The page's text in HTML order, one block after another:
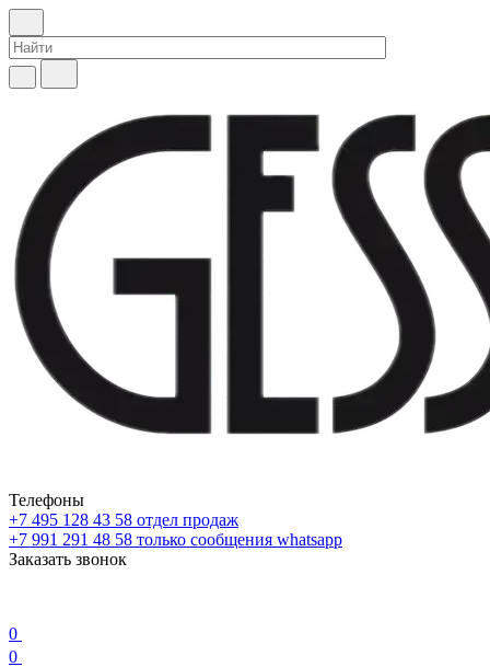
Телефоны
+7 495 128 43 58 отдел продаж
+7 991 291 48 58 только сообщения whatsapp
Заказать звонок
0
0